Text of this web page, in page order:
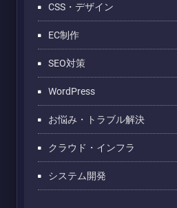
CSS・デザイン
EC制作
SEO対策
WordPress
お悩み・トラブル解決
クラウド・インフラ
システム開発